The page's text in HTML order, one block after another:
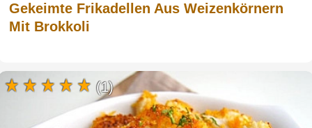
Gekeimte Frikadellen Aus Weizenkörnern
Mit Brokkoli
(1)